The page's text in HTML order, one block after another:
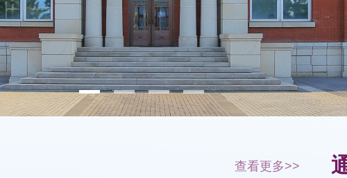
查看更多>>